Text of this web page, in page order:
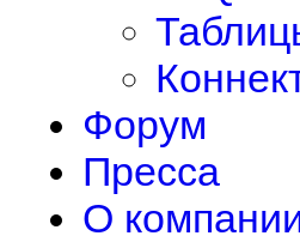
Форум
Пресса
О